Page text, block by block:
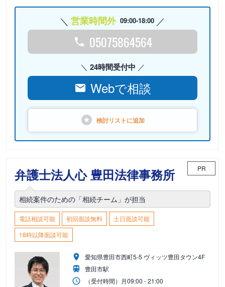
営業時間外 09:00-18:00
05075864564
24時間受付中
Webで相談
検討リストに追加
弁護士法人心 豊田法律事務所 PR
相続案件のための「相続チーム」が担当
電話相談可能 初回面談無料
土日面談可能
18時以降面談可能
愛知県豊田市西町5-5 ヴィッツ豊田タウン4F
豊田市駅
（受付時間） 月09:00 - 21:00